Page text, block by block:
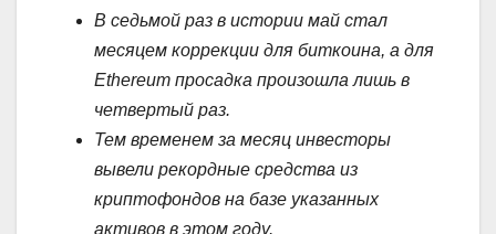
В седьмой раз в истории май стал
месяцем коррекции для биткоина, а для
Ethereum просадка произошла лишь в
четвертый раз.
Тем временем за месяц инвесторы
вывели рекордные средства из
криптофондов на базе указанных
активов в этом году.